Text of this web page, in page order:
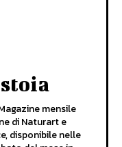
mensile
di Naturart e
disponibile nelle